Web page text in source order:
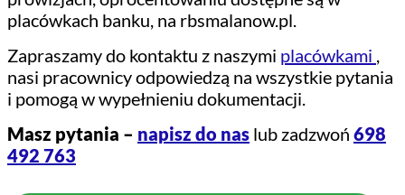
placówkach banku, na rbsmalanow.pl.
Zapraszamy do kontaktu z naszymi placówkami ,
nasi pracownicy odpowiedzą na wszystkie pytania
i pomogą w wypełnieniu dokumentacji.
Masz pytania – napisz do nas lub zadzwoń 698
492 763